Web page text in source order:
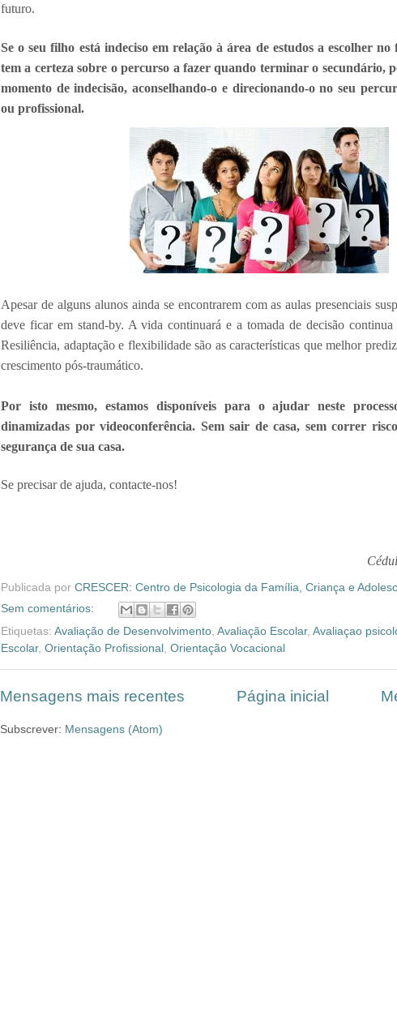
futuro.
Se o seu filho está indeciso em relação à área de estudos a escolher
tem a certeza sobre o percurso a fazer quando terminar o secundário,
momento de indecisão, aconselhando-o e direcionando-o no seu
ou profissional.
Apesar de alguns alunos ainda se encontrarem com as aulas presenciais
deve ficar em stand-by. A vida continuará e a tomada de decisão continua
Resiliência, adaptação e flexibilidade são as características que melhor
crescimento pós-traumático.
Por isto mesmo, estamos disponíveis para o ajudar neste
dinamizadas por videoconferência. Sem sair de casa, sem correr
segurança de sua casa.
Se precisar de ajuda, contacte-nos!
Publicada por CRESCER: Centro de Psicologia da Família, Criança e
Sem comentários:
Etiquetas: Avaliação de Desenvolvimento Avaliação Escolar, Avaliaçao
Escolar, Orientação Profissional Orientação Vocacional
Mensagens mais recentes Página inicial
Subscrever: Mensagens (Atom)